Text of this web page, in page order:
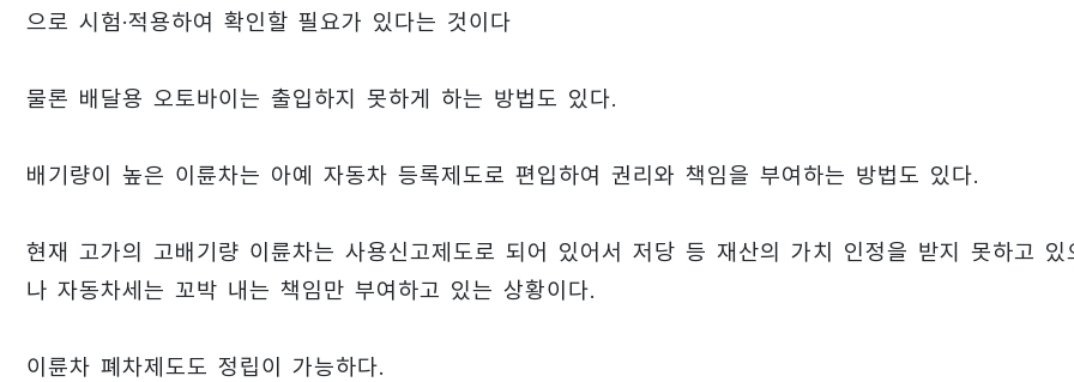
으로 시험·적용하여 확인할 필요가 있다는 것이다
물론 배달용 오토바이는 출입하지 못하게 하는 방법도 있다.
배기량이 높은 이륜차는 아예 자동차 등록제도로 편입하여 권리와 책임을 부여하는 방법도 있다.
현재 고가의 고배기량 이륜차는 사용신고제도로 되어 있어서 저당 등 재산의 가치 인정을 받지 못하고 있
나 자동차세는 꼬박 내는 책임만 부여하고 있는 상황이다.
이륜차 폐차제도도 정립이 가능하다.